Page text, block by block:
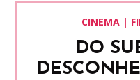
CINEMA |
DO